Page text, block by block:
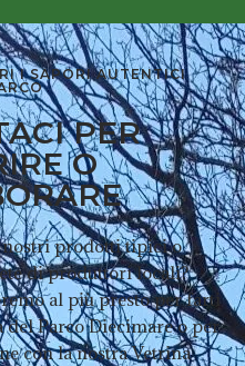
I SAPORI AUTENTICI
PER
O
nostri prodotti tipici o
di produttori locali?
al più presto per farti
del Parco Diecimare o per
con la nostra Vetrina